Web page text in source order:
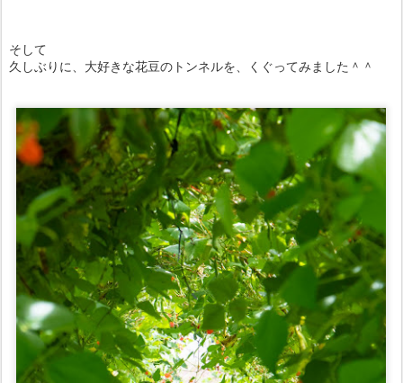
そして
久しぶりに、大好きな花豆のトンネルを、くぐってみました＾＾